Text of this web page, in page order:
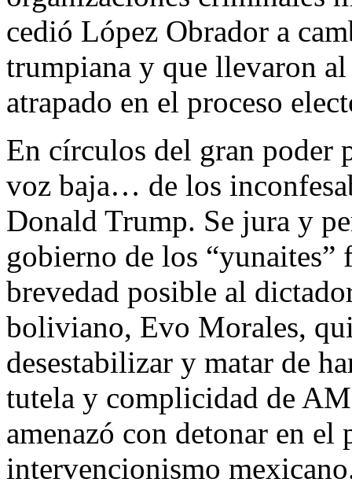
cedió López Obrador a
trumpiana y que llevaron
atrapado en el proceso
En círculos del gran poder
voz baja… de los
Donald Trump. Se jura y
gobierno de los “yunaites”
brevedad posible al
boliviano, Evo Morales,
desestabilizar y matar de
tutela y complicidad de
amenazó con detonar en
intervencionismo